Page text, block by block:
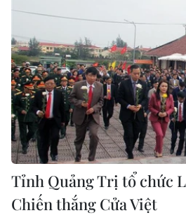
Tỉnh Quảng Trị tổ chức
Chiến thắng Cửa Việt